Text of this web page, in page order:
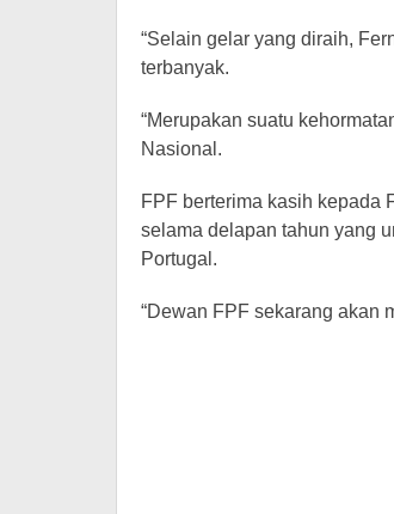
“Selain gelar yang diraih,
terbanyak.
“Merupakan suatu
Nasional.
FPF berterima kasih kepada
selama delapan tahun yang
Portugal.
“Dewan FPF sekarang akan